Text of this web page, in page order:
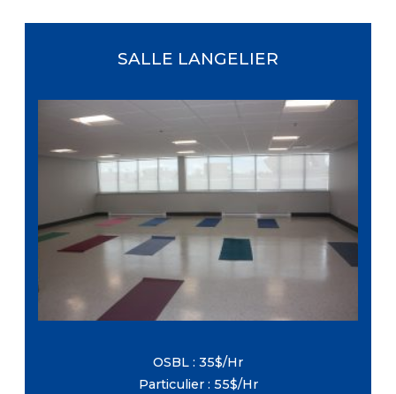
SALLE LANGELIER
Dimensions : 31 pi X 36 pi
Étage : Deuxième
Capacité maximale : 25 personnes
Équipement : Tables et chaises (Inclus
avec la location, sans frais
supplémentaires)
OSBL : 35$/Hr
Particulier : 55$/Hr